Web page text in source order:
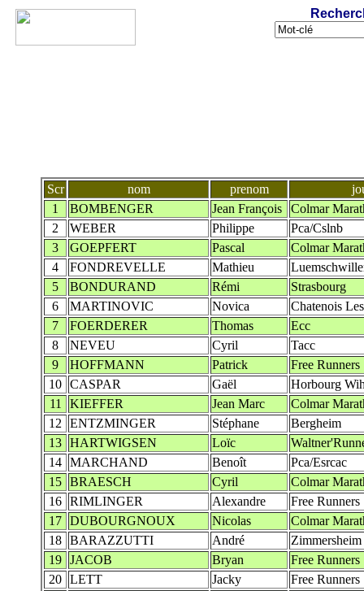
Scr nom prenom
1
BOMBENGER Jean François
Colmar
2
WEBER Philippe
Pca/Cslnb
3
GOEPFERT Pascal
Colmar
4
FONDREVELLE Mathieu
5
BONDURAND Rémi
Strasbourg
6
MARTINOVIC Novica
Chatenois
7
FOERDERER Thomas
Ecc
8
NEVEU Cyril
Tacc
9
HOFFMANN Patrick
Free Runners
10 CASPAR Gaël
Horbourg
11
KIEFFER Jean Marc
Colmar
12
ENTZMINGER Stéphane
Bergheim
13 HARTWIGSEN Loïc
14 MARCHAND Benoît
Pca/Esrcac
15 BRAESCH Cyril
Colmar
16 RIMLINGER Alexandre
Free Runners
17 DUBOURGNOUX Nicolas
Colmar
18 BARAZZUTTI André
Zimmersheim
19 JACOB Bryan
Free Runners
20 LETT Jacky
Free Runners